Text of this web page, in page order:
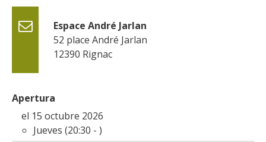
kilómetros
Los más bonitos pueblos en
Otras hermosas aldeas
Rouergue
Las ciudades y países de
arte y historia
Espace André Jarlan
52 place André Jarlan
12390 Rignac
Apertura
el 15 octubre 2026
Jueves (20:30 - )